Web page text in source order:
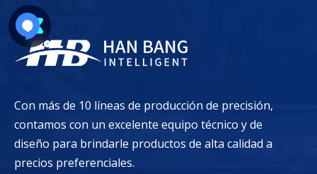
Con más de 10 líneas de producción de precisión,
contamos con un excelente equipo técnico y de
diseño para brindarle productos de alta calidad a
precios preferenciales.